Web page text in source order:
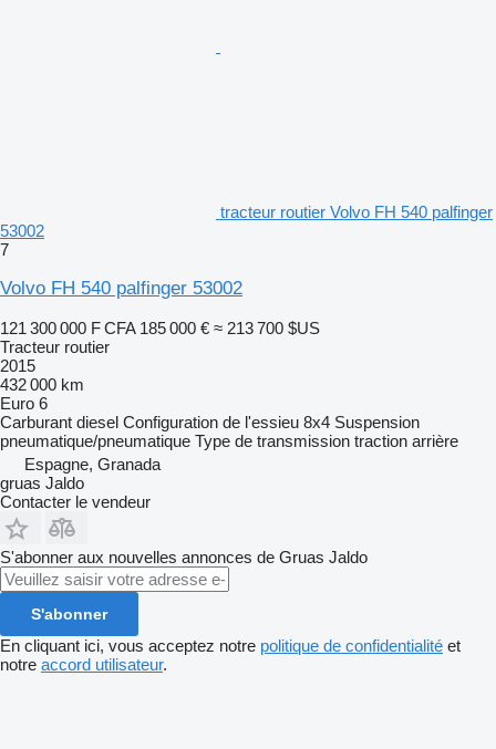
tracteur routier Volvo FH 540 palfinger
53002
7
Volvo FH 540 palfinger 53002
121 300 000 F CFA 185 000 € ≈ 213 700 $US
Tracteur routier
2015
432 000 km
Euro 6
Carburant diesel Configuration de l'essieu 8x4 Suspension
pneumatique/pneumatique Type de transmission traction arrière
Espagne, Granada
gruas Jaldo
Contacter le vendeur
S'abonner aux nouvelles annonces de Gruas Jaldo
S'abonner
En cliquant ici, vous acceptez notre politique de confidentialité et
notre accord utilisateur.